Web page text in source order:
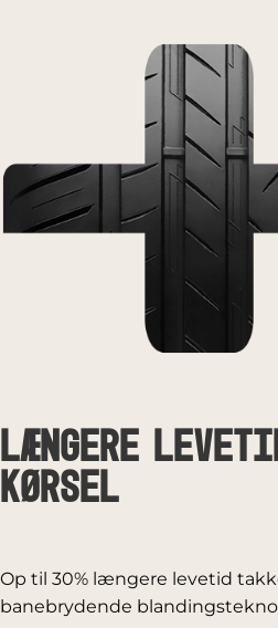
Længere
kørsel
Op til 30% længere levetid
banebrydende